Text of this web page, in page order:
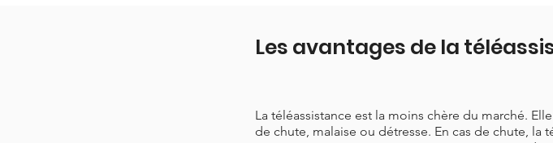
Les avantages de la
La téléassistance est la moins chère du marché.
de chute, malaise ou détresse. En cas de chute,